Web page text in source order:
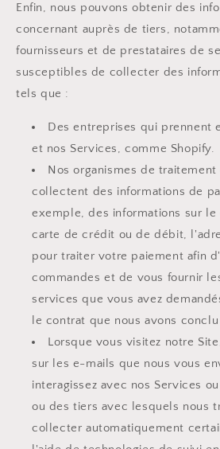
Enfin, nous pouvons obtenir des
concernant auprès de tiers,
fournisseurs et de prestataires de
susceptibles de collecter des
tels que :
Des entreprises qui prennent
et nos Services, comme Shopify.
Nos organismes de
collectent des informations de
exemple, des informations sur
carte de crédit ou de débit,
pour traiter votre paiement afin
commandes et de vous fournir
services que vous avez
le contrat que nous avons
Lorsque vous visitez notre
sur les e-mails que nous vous
interagissez avec nos Services
ou des tiers avec lesquels nous
collecter automatiquement